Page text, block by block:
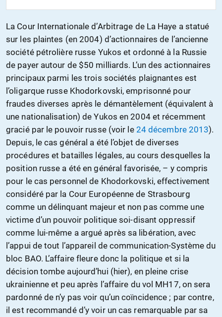
La Cour Internationale d’Arbitrage de La Haye a statué
sur les plaintes (en 2004) d’actionnaires de l’ancienne
société pétrolière russe Yukos et ordonné à la Russie
de payer autour de $50 milliards. L’un des actionnaires
principaux parmi les trois sociétés plaignantes est
l’oligarque russe Khodorkovski, emprisonné pour
fraudes diverses après le démantèlement (équivalent à
une nationalisation) de Yukos en 2004 et récemment
gracié par le pouvoir russe (voir le 24 décembre 2013).
Depuis, le cas général a été l’objet de diverses
procédures et batailles légales, au cours desquelles la
position russe a été en général favorisée, – y compris
pour le cas personnel de Khodorkovski, effectivement
considéré par la Cour Européenne de Strasbourg
comme un délinquant majeur et non pas comme une
victime d’un pouvoir politique soi-disant oppressif
comme lui-même a argué après sa libération, avec
l’appui de tout l’appareil de communication-Système du
bloc BAO. L’affaire fleure donc la politique et si la
décision tombe aujourd’hui (hier), en pleine crise
ukrainienne et peu après l’affaire du vol MH17, on sera
pardonné de n’y pas voir qu’un coïncidence ; par contre,
il est recommandé d’y voir un cas remarquable par sa